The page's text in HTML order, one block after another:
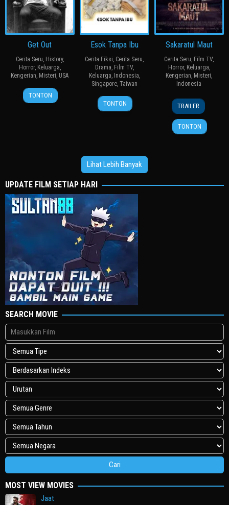
Get Out
Cerita Seru, History,
Horror, Keluarga,
Kengerian, Misteri, USA
24
Feb
Jordan
Peele
TONTON
Esok Tanpa Ibu
Cerita Fiksi, Cerita Seru,
Drama, Film TV,
Keluarga, Indonesia,
Singapore, Taiwan
22
Jan
何
蔚
TONTON
Sakaratul Maut
Cerita Seru, Film TV,
Horror, Keluarga,
Kengerian, Misteri,
Indonesia
1
Aug
2024
Sidharta
Tata
TRAILER
TONTON
Lihat Lebih Banyak
UPDATE FILM SETIAP HARI
SEARCH MOVIE
MOST VIEW MOVIES
Jaat